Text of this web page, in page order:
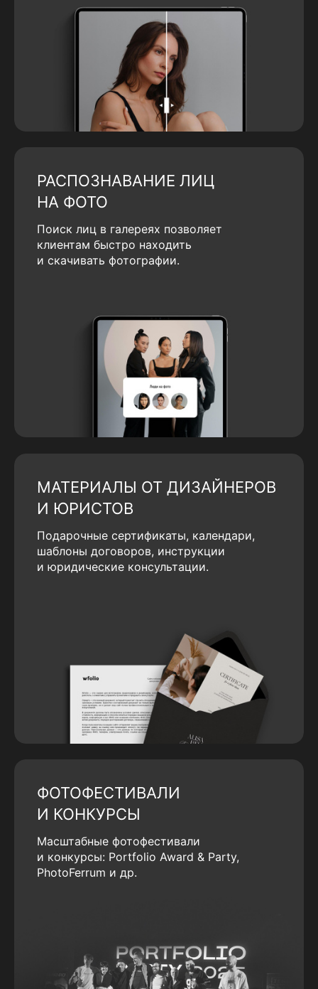
РАСПОЗНАВАНИЕ ЛИЦ
НА ФОТО
Поиск лиц в галереях позволяет
клиентам быстро находить
и скачивать фотографии.
МАТЕРИАЛЫ ОТ ДИЗАЙНЕРОВ
И ЮРИСТОВ
Подарочные сертификаты, календари,
шаблоны договоров, инструкции
и юридические консультации.
ФОТОФЕСТИВАЛИ
И КОНКУРСЫ
Масштабные фотофестивали
и конкурсы: Portfolio Award & Party,
PhotoFerrum и др.